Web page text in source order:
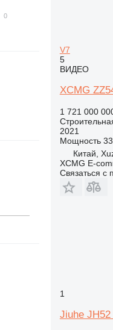
V7
5
ВИДЕО
XCMG
1 721 000
2021
Мощность
Китай,
XCMG E-
Связаться с
1
Jiuhe